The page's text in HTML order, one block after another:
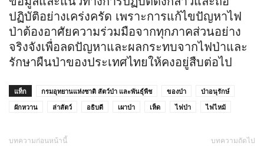
ปฏิบัติอย่างเคร่งครัด เพราะการแก้ไขปัญหาไฟ
ป่าต้องอาศัยความร่วมมือจากทุกภาคส่วนอย่าง
จริงจังเพื่อลดปัญหาและผลกระทบจากไฟป่าและ
รักษาผืนป่าของประเทศไทยให้คงอยู่สืบต่อไป
แท็ก กรมอุทยานแห่งชาติ สัตว์ป่า และพันธุ์พืช ของป่า
ป่าอนุรักษ์
ผักหวาน
ล่าสัตว์ อธิบดี เผาป่า เห็ด ไฟป่า ไฟไหม้
บทความก่อนหน้านี้ บทความถัดไป